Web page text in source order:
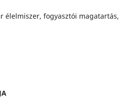
élelmiszer, fogyasztói magatartás,